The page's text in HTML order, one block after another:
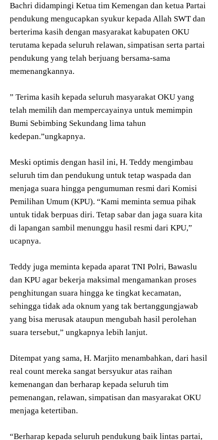
Bachri didampingi Ketua tim Kemengan dan ketua Partai
pendukung mengucapkan syukur kepada Allah SWT dan
berterima kasih dengan masyarakat kabupaten OKU
terutama kepada seluruh relawan, simpatisan serta partai
pendukung yang telah berjuang bersama-sama
memenangkannya.
” Terima kasih kepada seluruh masyarakat OKU yang
telah memilih dan mempercayainya untuk memimpin
Bumi Sebimbing Sekundang lima tahun
kedepan.”ungkapnya.
Meski optimis dengan hasil ini, H. Teddy mengimbau
seluruh tim dan pendukung untuk tetap waspada dan
menjaga suara hingga pengumuman resmi dari Komisi
Pemilihan Umum (KPU). “Kami meminta semua pihak
untuk tidak berpuas diri. Tetap sabar dan jaga suara kita
di lapangan sambil menunggu hasil resmi dari KPU,”
ucapnya.
Teddy juga meminta kepada aparat TNI Polri, Bawaslu
dan KPU agar bekerja maksimal mengamankan proses
penghitungan suara hingga ke tingkat kecamatan,
sehingga tidak ada oknum yang tak bertanggungjawab
yang bisa merusak ataupun mengubah hasil perolehan
suara tersebut,” ungkapnya lebih lanjut.
Ditempat yang sama, H. Marjito menambahkan, dari hasil
real count mereka sangat bersyukur atas raihan
kemenangan dan berharap kepada seluruh tim
pemenangan, relawan, simpatisan dan masyarakat OKU
menjaga ketertiban.
“Berharap kepada seluruh pendukung baik lintas partai,